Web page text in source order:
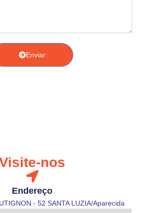
Enviar
nos
Endereço
- 52 SANTA LUZIA/Aparecida